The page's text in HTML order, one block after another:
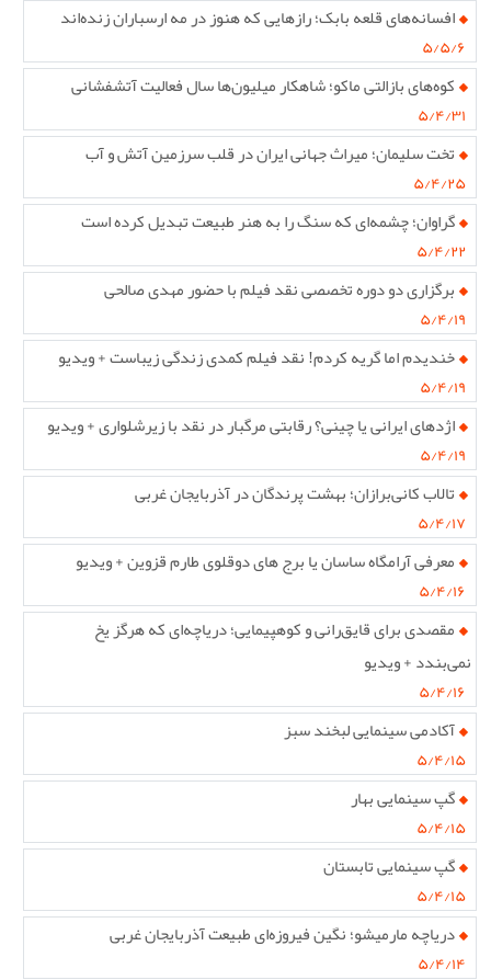
افسانه‌های قلعه بابک؛ رازهایی که هنوز در مه ارسباران زنده‌اند
۵/۵/۶
کوه‌های بازالتی ماکو؛ شاهکار میلیون‌ها سال فعالیت آتشفشانی
۵/۴/۳۱
تخت سلیمان؛ میراث جهانی ایران در قلب سرزمین آتش و آب
۵/۴/۲۵
گراوان؛ چشمه‌ای که سنگ را به هنر طبیعت تبدیل کرده است
۵/۴/۲۲
برگزاری دو دوره تخصصی نقد فیلم با حضور مهدی صالحی
۵/۴/۱۹
خندیدم اما گریه کردم! نقد فیلم کمدی زندگی زیباست + ویدیو
۵/۴/۱۹
اژدهای ایرانی یا چینی؟ رقابتی مرگبار در نقد با زیرشلواری + ویدیو
۵/۴/۱۹
تالاب کانی‌برازان؛ بهشت پرندگان در آذربایجان غربی
۵/۴/۱۷
معرفی آرامگاه ساسان یا برج های دوقلوی طارم قزوین + ویدیو
۵/۴/۱۶
مقصدی برای قایق‌رانی و کوهپیمایی؛ دریاچه‌ای که هرگز یخ
نمی‌بندد + ویدیو
۵/۴/۱۶
آکادمی سینمایی لبخند سبز
۵/۴/۱۵
گپ سینمایی بهار
۵/۴/۱۵
گپ سینمایی تابستان
۵/۴/۱۵
دریاچه مارمیشو؛ نگین فیروزه‌ای طبیعت آذربایجان غربی
۵/۴/۱۴